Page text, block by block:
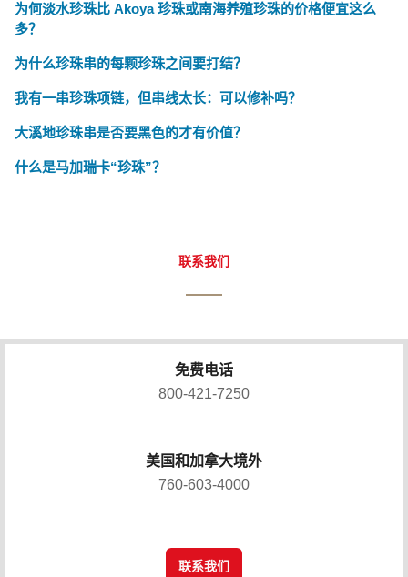
为何淡水珍珠比 Akoya 珍珠或南海养殖珍珠的价格便宜这么
多？
为什么珍珠串的每颗珍珠之间要打结？
我有一串珍珠项链，但串线太长：可以修补吗？
大溪地珍珠串是否要黑色的才有价值？
什么是马加瑞卡“珍珠”？
联系我们
免费电话
800-421-7250
美国和加拿大境外
760-603-4000
联系我们